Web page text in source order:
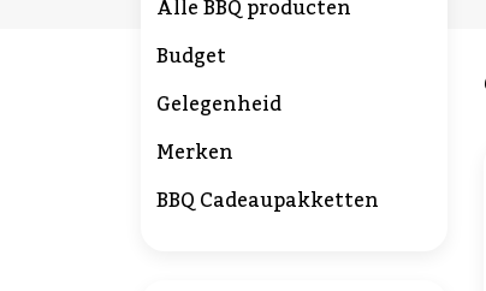
Alle BBQ producten
Budget
Gelegenheid
Merken
BBQ Cadeaupakketten